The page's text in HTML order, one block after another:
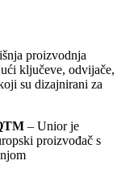
proizvodnja
ključeve, odvijače,
su dizajnirani za
– Unior je
proizvođač s